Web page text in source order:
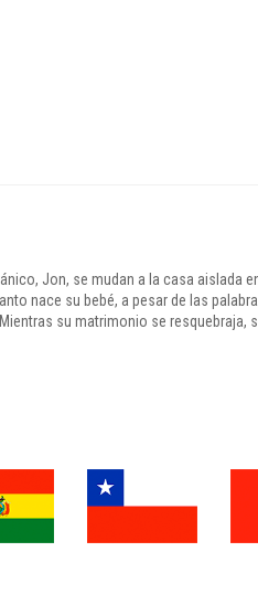
Jon, se mudan a la casa aislada
nace su bebé, a pesar de las
su matrimonio se resquebraja,